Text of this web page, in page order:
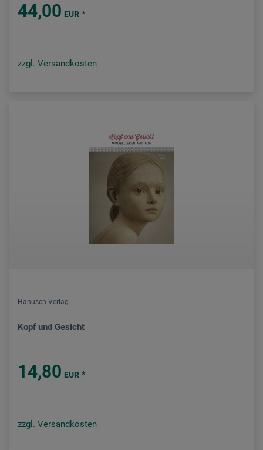
44,00 EUR *
zzgl. Versandkosten
Hanusch Verlag
Kopf und Gesicht
14,80 EUR *
zzgl. Versandkosten